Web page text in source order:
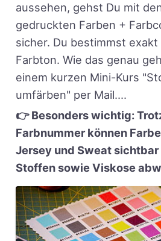
aussehen, gehst Du mit
gedruckten Farben +
sicher. Du bestimmst
Farbton. Wie das genau
einem kurzen Mini-Kurs
umfärben" per Mail....
👉 Besonders wichtig:
Farbnummer können
Jersey und Sweat
Stoffen sowie Viskose